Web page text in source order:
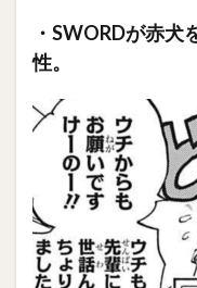
・SWORDが赤犬
性。